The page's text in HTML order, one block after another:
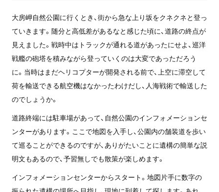
大房岬自然公園に行くとき、街から急な上り坂をクネクネと登っ
ていきます。随分と高低差があるなと感じた頃に、道路の終点が
見えました。戦時中はトラックが通れる道があったにせよ、巡洋
戦艦の砲塔を積みながら登っていくのは大変であっただろう
に。当時はまだヘリコプターが開発される前で、上空に滞空して
荷を輸送できる航空機はなかったわけだし、人海戦術で輸送した
のでしょうか。
道路終端には駐車場があって、自然公園のインフォメーションセ
ンターがあります。ここで地図を入手し、公園内の舗装道を歩い
て巡ることができるのですが、ありがたいことに遺構の簡単な説
明文もあるので、予習無しでも散策が楽しめます。
インフォメーションセンターからスタート。地図片手に数字の